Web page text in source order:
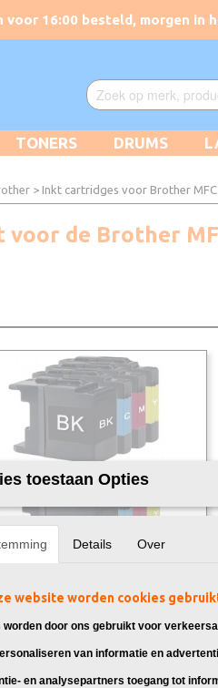
TONERS DRUMS
> Inkt cartridges voor Brother MFC
de Brother
Brother LC-1240 Multipack 8X
toestaan Opties
Details Over
website worden cookies
worden door ons gebruikt voor
van informatie en
en analysepartners toegang tot